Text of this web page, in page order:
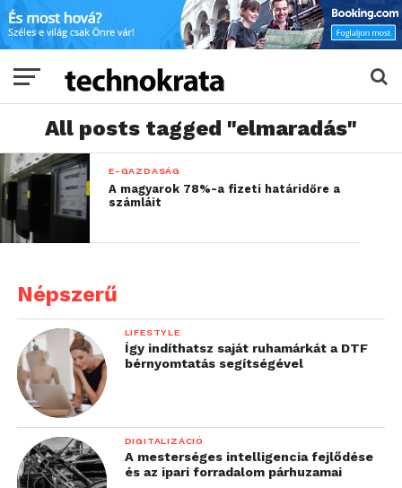
All posts tagged "elmaradás"
E-GAZDASÁG
A magyarok 78%-a fizeti határidőre a
számláit
Népszerű
LIFESTYLE
Így indíthatsz saját ruhamárkát a DTF
bérnyomtatás segítségével
DIGITALIZÁCIÓ
A mesterséges intelligencia fejlődése
és az ipari forradalom párhuzamai